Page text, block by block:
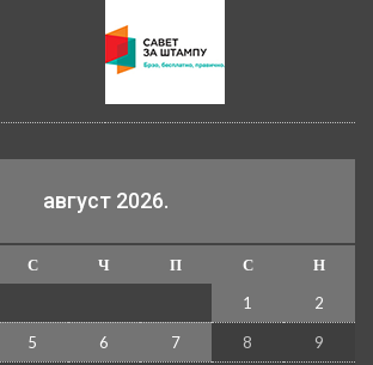
август 2026.
С Ч П С
Н
1
2
5 6 7 8 9